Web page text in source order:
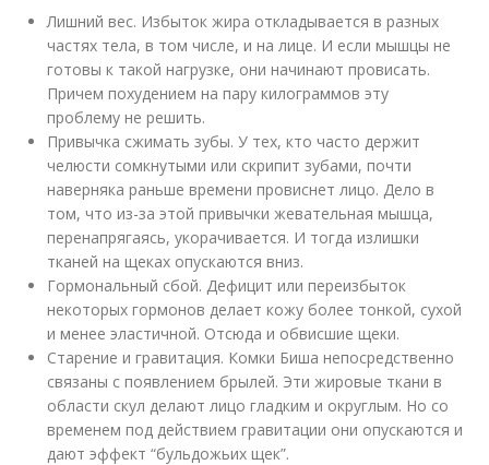
Лишний вес. Избыток жира откладывается в разных
частях тела, в том числе, и на лице. И если мышцы не
готовы к такой нагрузке, они начинают провисать.
Причем похудением на пару килограммов эту
проблему не решить.
Привычка сжимать зубы. У тех, кто часто держит
челюсти сомкнутыми или скрипит зубами, почти
наверняка раньше времени провиснет лицо. Дело в
том, что из-за этой привычки жевательная мышца,
перенапрягаясь, укорачивается. И тогда излишки
тканей на щеках опускаются вниз.
Гормональный сбой. Дефицит или переизбыток
некоторых гормонов делает кожу более тонкой, сухой
и менее эластичной. Отсюда и обвисшие щеки.
Старение и гравитация. Комки Биша непосредственно
связаны с появлением брылей. Эти жировые ткани в
области скул делают лицо гладким и округлым. Но со
временем под действием гравитации они опускаются и
дают эффект “бульдожьих щек”.